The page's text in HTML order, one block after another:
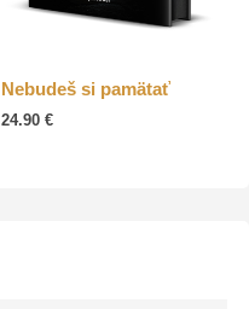
Nebudeš si pamätať
24.90€